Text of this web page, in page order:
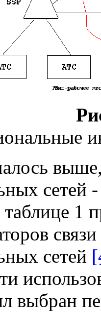
сетей
1
сетей
выбран